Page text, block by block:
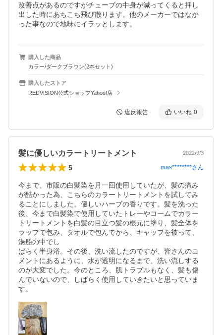
改善点があるのですがチューブの中身が減ってくると押し
出した時にあちこち飛び散ります。他のメーカーではなか
った事なので地味にイラッとします。
購入した商品
カラー/ダークブラウン(2本セット)
購入したストア
REDVISION公式ショップYahoo!店
違反報告 いいね 0
髪に優しいカラートリートメント 2022/9/3
5 mas********さん
今まで、市販の白髪染を月一回使用していたが、髪の痛み
が酷かった為、こちらのカラートリートメントを試してみ
ることにしました。優しいハーブの香りです。髪を洗った
後、今まで白髪染で使用していたトレーやコームでカラー
トリートメントを白髪の目立つ髪の根元に塗り、髪全体を
ラップで包み、タオルで包んでから、キャップを被って、
湯船の中でし
ばらく半身浴。その後、洗い流したのですが、皆さんのコ
メントにあるように、水が透明になるまで、洗い流しする
のが大変でした。今のところ、肌トラブルもなく、髪も傷
んでいないので、しばらく使用していきたいと思っていま
す。